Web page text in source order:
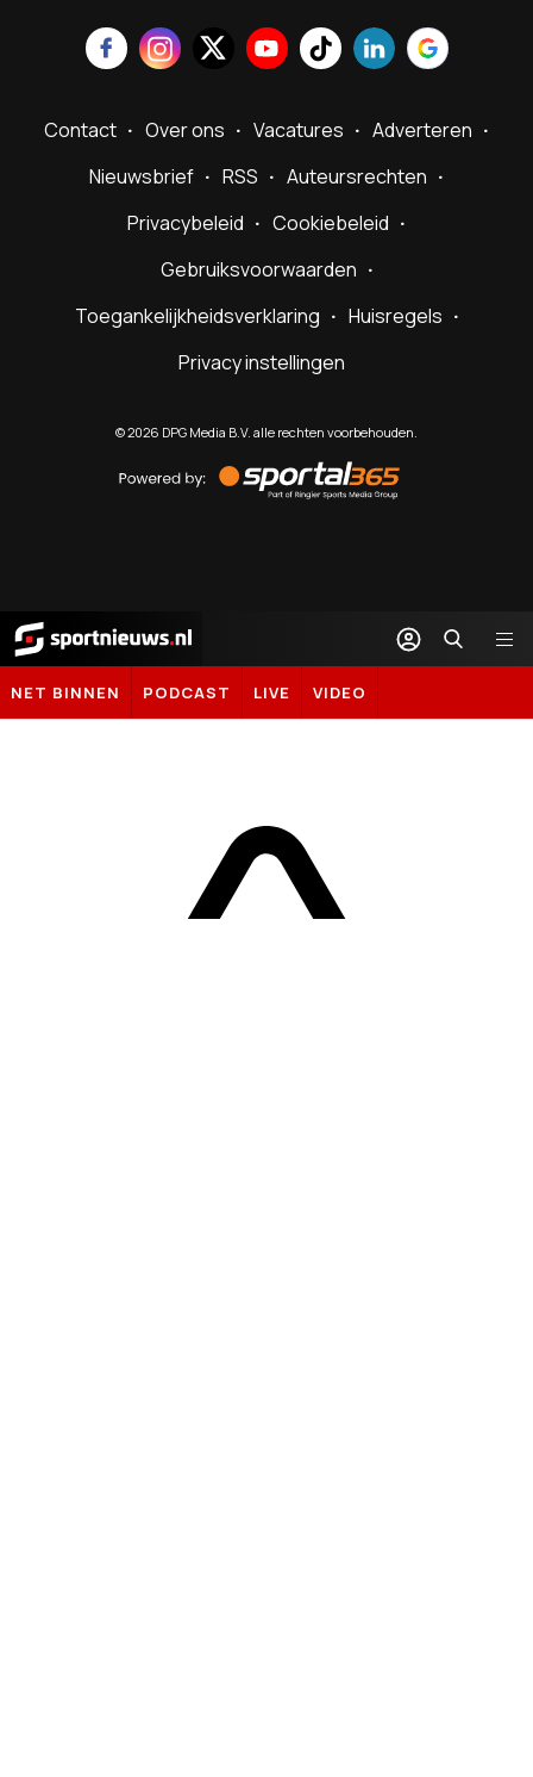
Contact Over ons Vacatures
Adverteren
Nieuwsbrief
RSS
Auteursrechten
Privacybeleid
Cookiebeleid
Gebruiksvoorwaarden
Toegankelijkheidsverklaring
Huisregels
Privacy instellingen
©2026 DPG Media B.V. alle rechten voorbehouden.
by
Sportal365
Sportnieuws.nl
NET BINNEN PODCAST LIVE VIDEO